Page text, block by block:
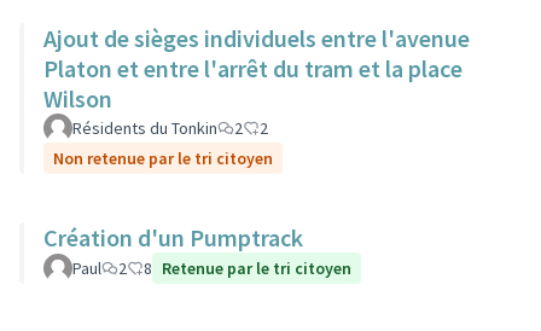
Ajout de sièges individuels entre l'avenue
Platon et entre l'arrêt du tram et la place
Wilson
Résidents du Tonkin 2
2
Non retenue par le tri citoyen
Création d'un Pumptrack
Paul 2 8 Retenue par le tri citoyen